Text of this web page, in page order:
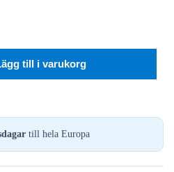
till i varukorg
till hela Europa